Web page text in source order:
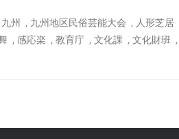
九州 , 九州地区民俗芸能大会 , 人形芝居
, 感応楽 , 教育庁 , 文化課 , 文化財班 ,